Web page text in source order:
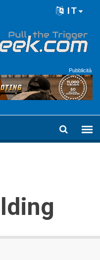
IT
Pubblicità